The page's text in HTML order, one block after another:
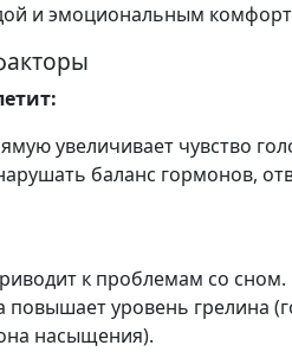
и эмоциональным
увеличивает чувство
баланс гормонов,
к проблемам со сном.
повышает уровень грелина
насыщения).